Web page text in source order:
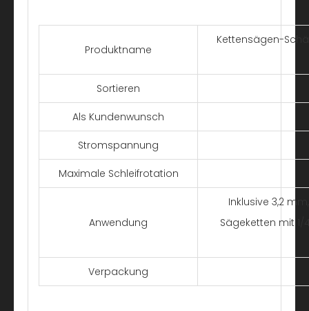
Produktname
Kettensägen-
Sortieren
Als Kundenwunsch
Stromspannung
Maximale Schleifrotation
Anwendung
Inklusive 3,2
Sägeketten mit 1/
Verpackung